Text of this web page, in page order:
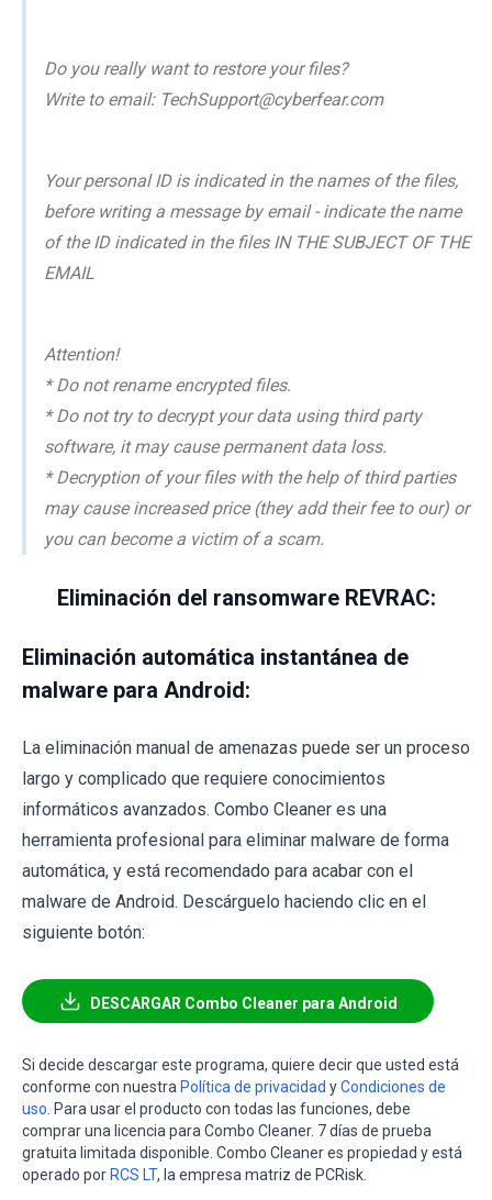
Do you really want to restore your files?
Write to email: TechSupport@cyberfear.com
Your personal ID is indicated in the names of the files,
before writing a message by email - indicate the name
of the ID indicated in the files IN THE SUBJECT OF THE
EMAIL
Attention!
* Do not rename encrypted files.
* Do not try to decrypt your data using third party
software, it may cause permanent data loss.
* Decryption of your files with the help of third parties
may cause increased price (they add their fee to our) or
you can become a victim of a scam.
Eliminación del ransomware REVRAC:
Eliminación automática instantánea de
malware para Android:
La eliminación manual de amenazas puede ser un proceso
largo y complicado que requiere conocimientos
informáticos avanzados. Combo Cleaner es una
herramienta profesional para eliminar malware de forma
automática, y está recomendado para acabar con el
malware de Android. Descárguelo haciendo clic en el
siguiente botón:
DESCARGAR Combo Cleaner para Android
Si decide descargar este programa, quiere decir que usted está
conforme con nuestra Política de privacidad yCondiciones de
uso . Para usar el producto con todas las funciones, debe
comprar una licencia para Combo Cleaner. 7 días de prueba
gratuita limitada disponible. Combo Cleaner es propiedad y está
operado por RCS LT, la empresa matriz de PCRisk.